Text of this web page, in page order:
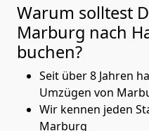
Warum solltest
Marburg nach
buchen?
Seit über 8 Jahren
Umzügen von
Wir kennen jeden
Marburg